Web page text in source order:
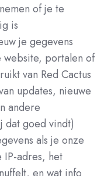
of je te
is
je gegevens
website, portalen of
van Red Cactus
updates, nieuwe
andere
dat goed vindt)
als je onze
adres, het
en wat info